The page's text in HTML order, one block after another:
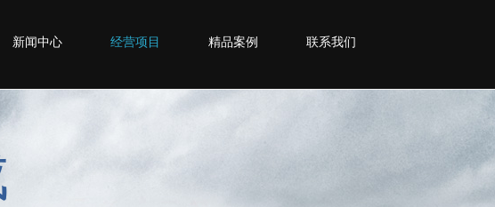
新闻中心 经营项目 精品案例 联系我们